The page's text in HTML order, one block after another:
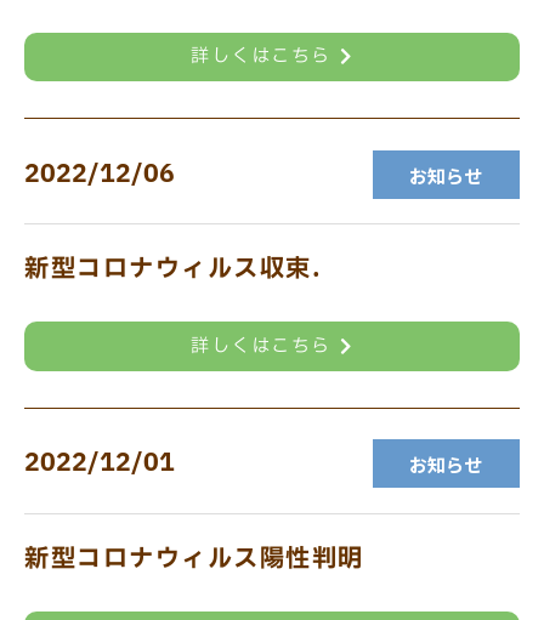
詳しくはこちら
2022/12/06 お知らせ
新型コロナウィルス収束.
詳しくはこちら
2022/12/01 お知らせ
新型コロナウィルス陽性判明